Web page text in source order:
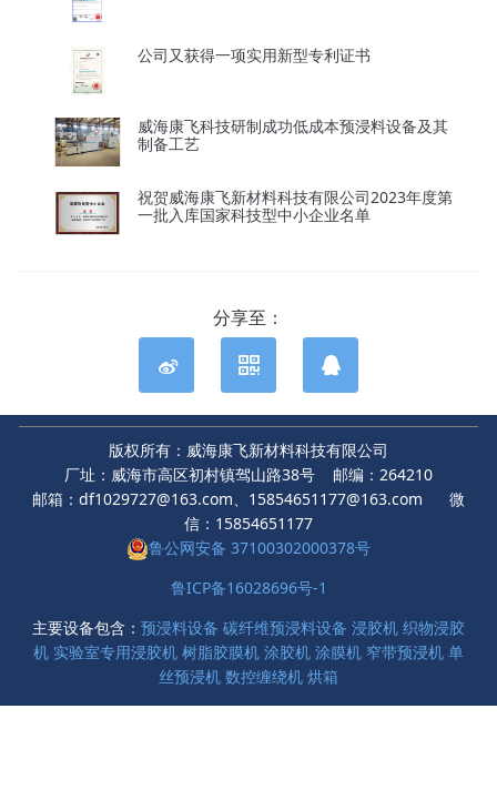
公司又获得一项实用新型专利证书
威海康飞科技研制成功低成本预浸料设备及其
制备工艺
祝贺威海康飞新材料科技有限公司2023年度第
一批入库国家科技型中小企业名单
分享至：
版权所有：威海康飞新材料科技有限公司
厂址：威海市高区初村镇驾山路38号 邮编：264210
邮箱：df1029727@163.com、15854651177@163.com 微
信：15854651177
鲁公网安备 37100302000378号
鲁ICP备16028696号-1
主要设备包含： 预浸料设备 碳纤维预浸料设备 浸胶机 织物浸胶
机 实验室专用浸胶机 树脂胶膜机 涂胶机 涂膜机 窄带预浸机 单
丝预浸机 数控缠绕机 烘箱